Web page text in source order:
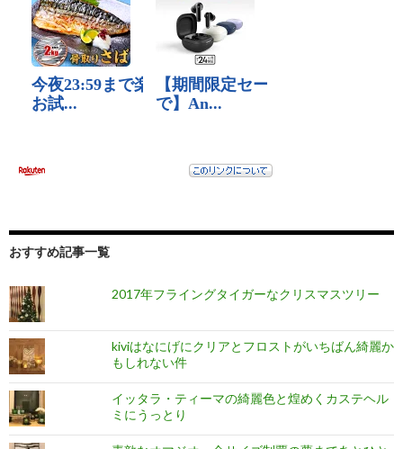
おすすめ記事一覧
2017年フライングタイガーなクリスマスツリー
kiviはなにげにクリアとフロストがいちばん綺麗か
もしれない件
イッタラ・ティーマの綺麗色と煌めくカステヘル
ミにうっとり